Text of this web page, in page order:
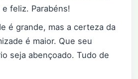
feliz. Parabéns!
é grande, mas a certeza da
é maior. Que seu
seja abençoado. Tudo de